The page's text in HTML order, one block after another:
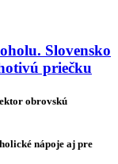
Slovensko
priečku
obrovskú
nápoje aj pre